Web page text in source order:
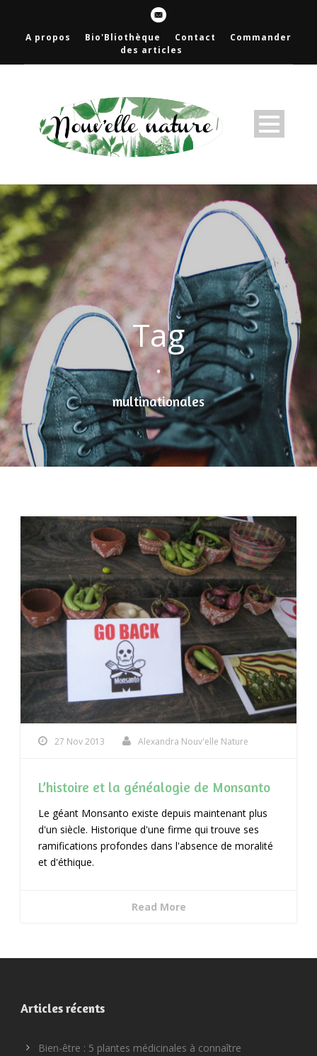
A propos Bio'Bliothèque Contact
Commander
des articles
Tag
•
multinationales
27 Nov 2013 Alexandra Nouv'elle Nature
L’histoire et la généalogie de Monsanto
Le géant Monsanto existe depuis maintenant plus
d'un siècle. Historique d'une firme qui trouve ses
ramifications profondes dans l'absence de moralité
et d'éthique.
Read More
Articles récents
Bien-être : 5 plantes médicinales à connaître